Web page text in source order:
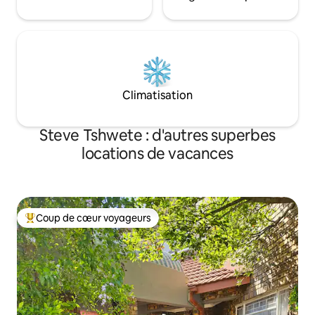
Climatisation
Steve Tshwete : d'autres superbes
locations de vacances
Coups de cœur voyageurs les plus appréciés
Coup de cœur voyageurs